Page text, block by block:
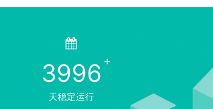
3996
天稳定运行